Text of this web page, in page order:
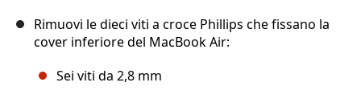
Rimuovi le dieci viti a croce Phillips che fissano la
cover inferiore del MacBook Air:
Sei viti da 2,8 mm